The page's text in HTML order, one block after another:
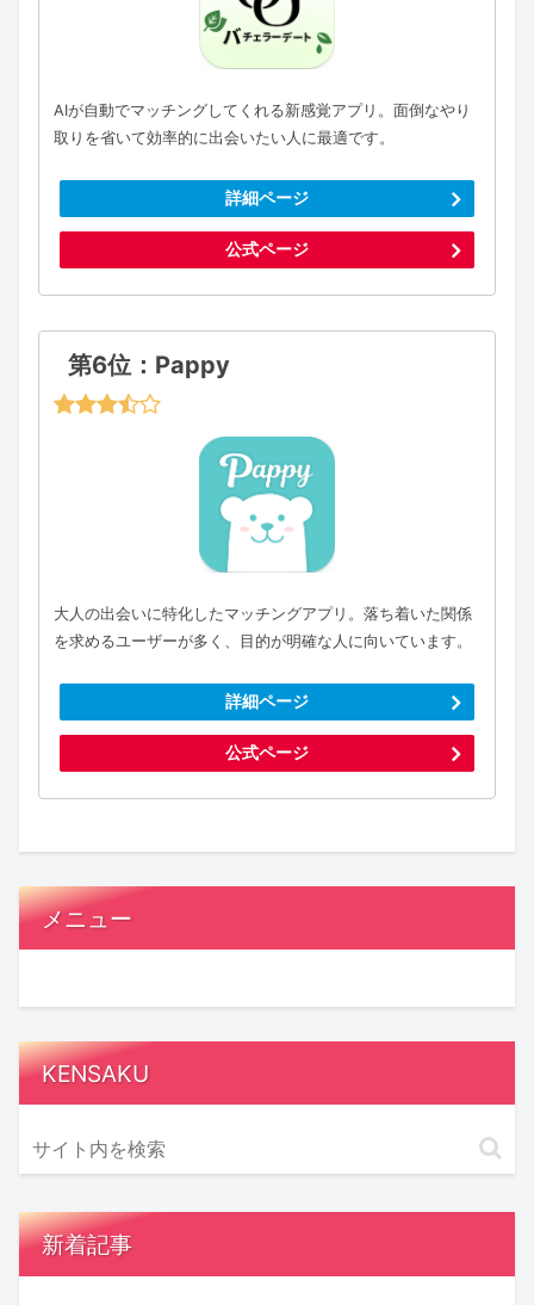
AIが自動でマッチングしてくれる新感覚アプリ。面倒なやり
取りを省いて効率的に出会いたい人に最適です。
詳細ページ
公式ページ
第6位：Pappy
大人の出会いに特化したマッチングアプリ。落ち着いた関係
を求めるユーザーが多く、目的が明確な人に向いています。
詳細ページ
公式ページ
メニュー
KENSAKU
新着記事